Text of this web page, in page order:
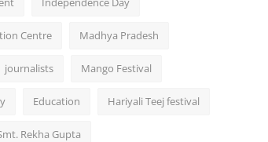
Centre Madhya Pradesh
journalists Mango Festival
Education Hariyali Teej festival
Rekha Gupta